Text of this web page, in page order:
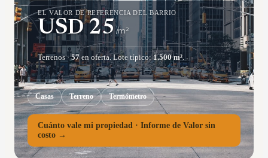
EL VALOR DE REFERENCIA DEL BARRIO
USD25 /m²
Terrenos·57 en oferta.Lote típico:1.500m².
Casas Terreno Termómetro
Cuánto vale mi propiedad · Informe de Valor sin
costo →